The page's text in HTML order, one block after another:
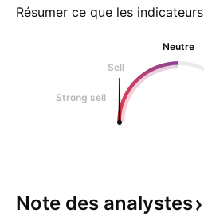
Résumer ce que les indicateurs
Neutre
Sell
Strong sell
Note des analystes